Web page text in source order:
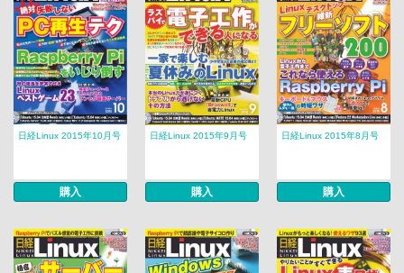
日経Linux 2015年10月号
購入
日経Linux 2015年9月号
購入
日経Linux 2015年8月号
購入